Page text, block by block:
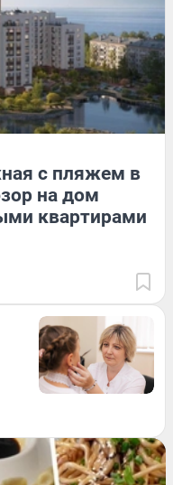
с пляжем в
на дом
квартирами